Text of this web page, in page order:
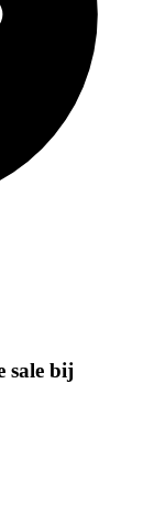
sale bij